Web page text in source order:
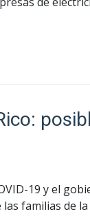
19 y el
familias de